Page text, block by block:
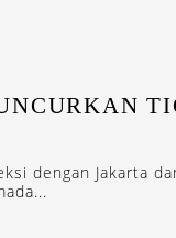
dengan Jakarta